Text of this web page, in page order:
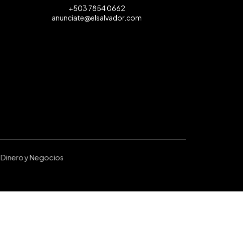
+503 7854 0662
anunciate@elsalvador.com
Dinero y Negocios